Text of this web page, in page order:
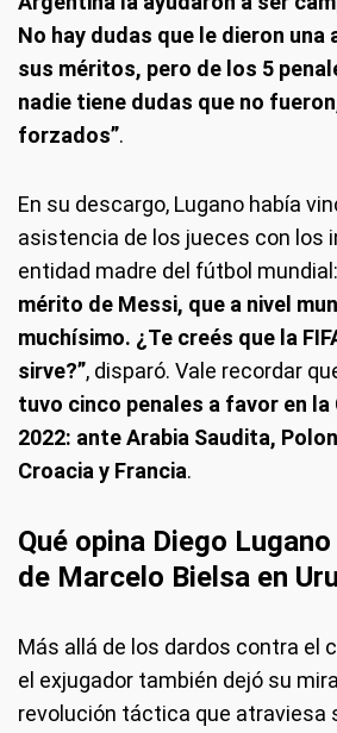
No hay dudas que le dieron una
sus méritos, pero de los 5
nadie tiene dudas que no
forzados”.
En su descargo, Lugano había
asistencia de los jueces con los
entidad madre del fútbol mundial:
mérito de Messi, que a nivel
muchísimo. ¿Te creés que la
sirve?”, disparó. Vale recordar
tuvo cinco penales a favor en la
2022: ante Arabia Saudita,
Croacia y Francia.
Qué opina Diego
de Marcelo Bielsa en
Más allá de los dardos contra el
el exjugador también dejó su
revolución táctica que atraviesa